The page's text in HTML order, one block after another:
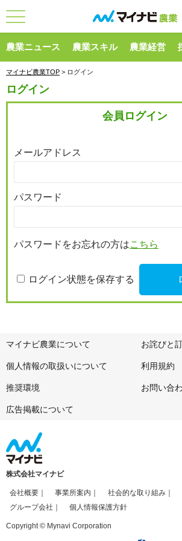
農業ニュース 農業スキル 農業経営
マイナビ農業TOP > ログイン
ログイン
会員ログイン
メールアドレス
パスワード
パスワードをお忘れの方はこちら
ログイン状態を保存する
マイナビ農業について お詫びと
個人情報の取扱いについて 利用規約
推奨環境 お問い合
広告掲載について
株式会社マイナビ
会社概要 事業所案内 社会的な取り組み
グループ会社
個人情報保護方針
Copyright © Mynavi Corporation